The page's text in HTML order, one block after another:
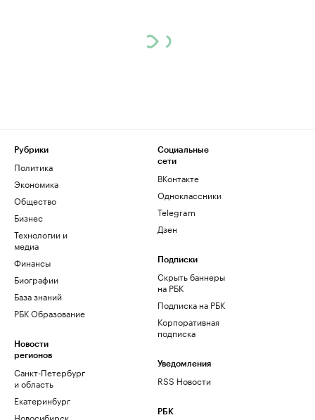
Рубрики
Политика
Экономика
Общество
Бизнес
Технологии и
медиа
Финансы
Биографии
База знаний
РБК Образование
Новости
регионов
Санкт-Петербург
и область
Екатеринбург
Новосибирск
Социальные
сети
ВКонтакте
Одноклассники
Telegram
Дзен
Подписки
Скрыть баннеры
на РБК
Подписка на РБК
Корпоративная
подписка
Уведомления
RSS Новости
РБК